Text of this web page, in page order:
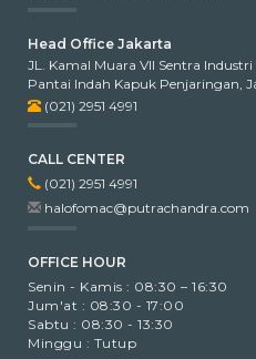
Head Office Jakarta
JL. Kamal Muara VII Sentra Industri
Pantai Indah Kapuk Penjaringan,
(021) 2951 4991
CALL CENTER
(021) 2951 4991
halofomac@putrachandra.com
OFFICE HOUR
Senin - Kamis : 08:30 – 16:30
Jum'at : 08:30 - 17:00
Sabtu : 08:30 - 13:30
Minggu : Tutup